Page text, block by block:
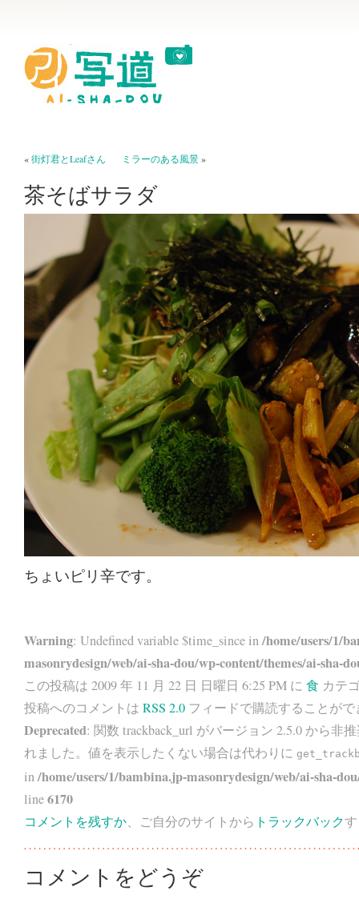
«街灯君とLeafさん ミラーのある風景»
茶そばサラダ
ちょいピリ辛です。
Warning: Undefined variable $time_since in/home/users/1/
masonrydesign/web/ai-sha-dou/wp-content/themes/ai-sha-
この投稿は 2009 年 11 月 22 日 日曜日 6:25 PM に 食 カテ
投稿へのコメントは RSS 2.0 フィードで購読することが
Deprecated: 関数 trackback_url がバージョン 2.5.0 から非
れました。値を表示したくない場合は代わりに
in/home/users/1/bambina.jp-masonrydesign/web/ai-sha-
line6170
コメントを残すか、ご自分のサイトから トラックバック
コメントをどうぞ